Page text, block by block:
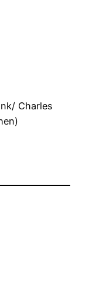
Charles